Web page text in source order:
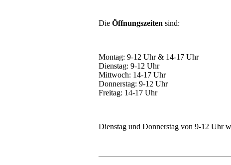
Die Öffnungszeiten sind:
Montag: 9-12 Uhr & 14-17 Uhr
Dienstag: 9-12 Uhr
Mittwoch: 14-17 Uhr
Donnerstag: 9-12 Uhr
Freitag: 14-17 Uhr
Dienstag und Donnerstag von 9-12 Uhr